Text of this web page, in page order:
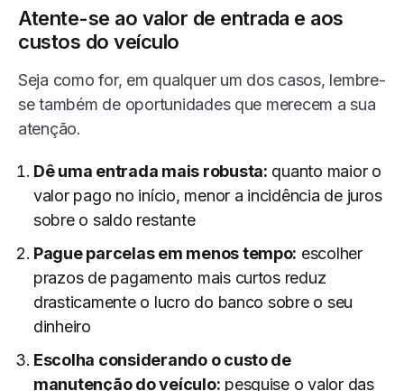
Atente-se ao valor de entrada e aos
custos do veículo
Seja como for, em qualquer um dos casos, lembre-
se também de oportunidades que merecem a sua
atenção.
Dê uma entrada mais robusta: quanto maior o
valor pago no início, menor a incidência de juros
sobre o saldo restante
Pague parcelas em menos tempo: escolher
prazos de pagamento mais curtos reduz
drasticamente o lucro do banco sobre o seu
dinheiro
Escolha considerando o custo de
manutenção do veículo: pesquise o valor das